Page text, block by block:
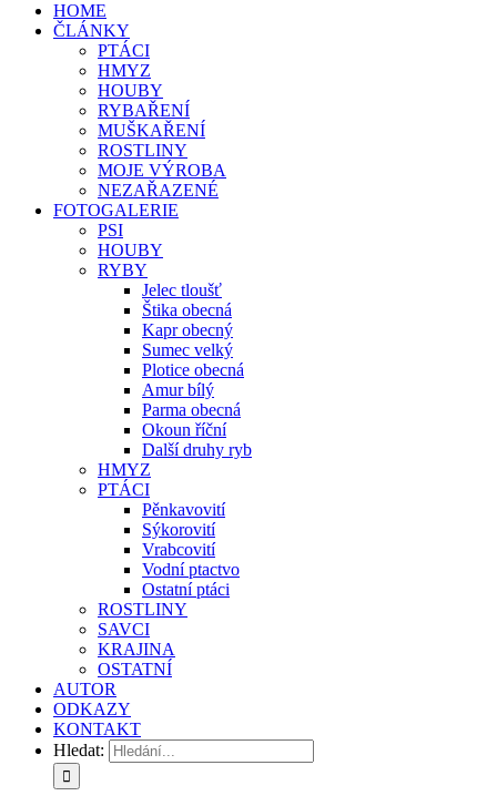
HOME
ČLÁNKY
PTÁCI
HMYZ
HOUBY
RYBAŘENÍ
MUŠKAŘENÍ
ROSTLINY
MOJE VÝROBA
NEZAŘAZENÉ
FOTOGALERIE
PSI
HOUBY
RYBY
Jelec tloušť
Štika obecná
Kapr obecný
Sumec velký
Plotice obecná
Amur bílý
Parma obecná
Okoun říční
Další druhy ryb
HMYZ
PTÁCI
Pěnkavovití
Sýkorovití
Vrabcovití
Vodní ptactvo
Ostatní ptáci
ROSTLINY
SAVCI
KRAJINA
OSTATNÍ
AUTOR
ODKAZY
KONTAKT
Hledat: